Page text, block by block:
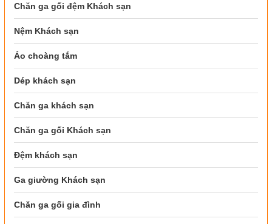
Chăn ga gối đệm Khách sạn
Nệm Khách sạn
Áo choàng tắm
Dép khách sạn
Chăn ga khách sạn
Chăn ga gối Khách sạn
Đệm khách sạn
Ga giường Khách sạn
Chăn ga gối gia đình